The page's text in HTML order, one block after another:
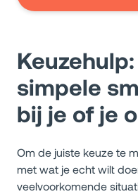
simpele
bij je of je
Om de juiste keuze te
met wat je echt wilt
veelvoorkomende